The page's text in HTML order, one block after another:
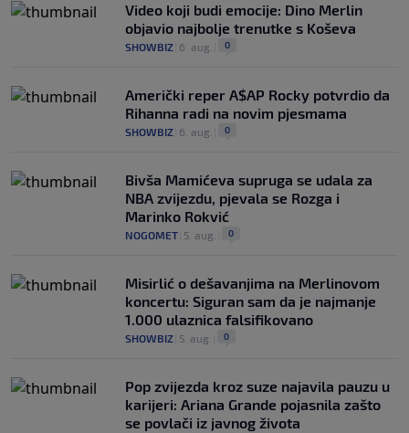
Video koji budi emocije: Dino Merlin
objavio najbolje trenutke s Koševa
SHOWBIZ 6. aug. 0
Američki reper A$AP Rocky potvrdio da
Rihanna radi na novim pjesmama
SHOWBIZ 6. aug. 0
Bivša Mamićeva supruga se udala za
NBA zvijezdu, pjevala se Rozga i
Marinko Rokvić
NOGOMET 5. aug. 0
Misirlić o dešavanjima na Merlinovom
koncertu: Siguran sam da je najmanje
1.000 ulaznica falsifikovano
SHOWBIZ 5. aug. 0
Pop zvijezda kroz suze najavila pauzu u
karijeri: Ariana Grande pojasnila zašto
se povlači iz javnog života